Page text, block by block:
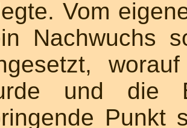
Vom
Nachwuchs
und die
Punkt